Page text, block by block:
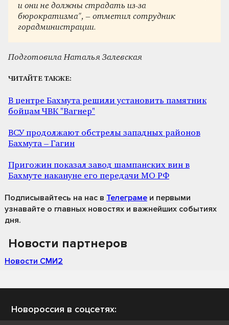
и они не должны страдать из-за
бюрократизма", – отметил сотрудник
горадминистрации.
Подготовила Наталья Залевская
ЧИТАЙТЕ ТАКЖЕ:
В центре Бахмута решили установить памятник
бойцам ЧВК "Вагнер"
ВСУ продолжают обстрелы западных районов
Бахмута – Гагин
Пригожин показал завод шампанских вин в
Бахмуте накануне его передачи МО РФ
Подписывайтесь на нас в Телеграме и первыми
узнавайте о главных новостях и важнейших событиях
дня.
Новости партнеров
Новости СМИ2
Новороссия в соцсетях: